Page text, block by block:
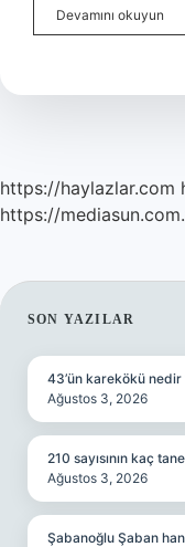
Devamını okuyun
https://haylazlar.com
https://
SON YAZILAR
43’ün karekökü nedir
Ağustos 3, 2026
210 sayısının kaç
Ağustos 3, 2026
Şabanoğlu Şaban